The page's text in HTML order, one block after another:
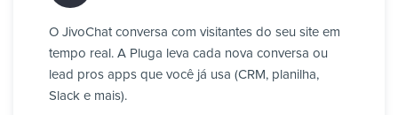
O JivoChat conversa com visitantes do seu site em
tempo real. A Pluga leva cada nova conversa ou
lead pros apps que você já usa (CRM, planilha,
Slack e mais).